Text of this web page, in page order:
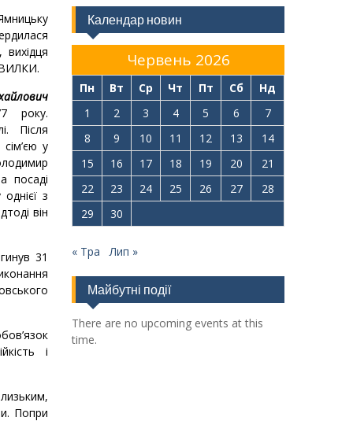
вихідця
року.
Після
у
посаді
з
він
31
і
Попри
Календар новин
Червень 2026
Пн Вт Ср Чт Пт Сб
Нд
1
2 3 4 5 6
7
8
9 10 11 12 13
14
15
16 17 18 19 20
21
22
23 24 25 26 27
28
29
30
« Тра Лип »
Майбутні події
There are no upcoming events at this
time.